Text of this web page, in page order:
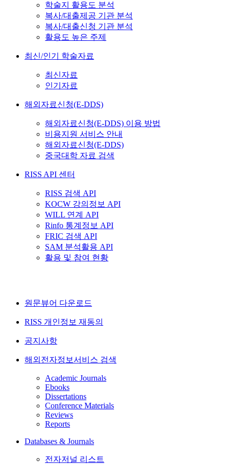
학술지 활용도 분석
복사/대출제공 기관 분석
복사/대출신청 기관 분석
활용도 높은 주제
최신/인기 학술자료
최신자료
인기자료
해외자료신청(E-DDS)
해외자료신청(E-DDS) 이용 방법
비용지원 서비스 안내
해외자료신청(E-DDS)
중국대학 자료 검색
RISS API 센터
RISS 검색 API
KOCW 강의정보 API
WILL 연계 API
Rinfo 통계정보 API
FRIC 검색 API
SAM 분석활용 API
활용 및 참여 현황
원문뷰어 다운로드
RISS 개인정보 재동의
공지사항
해외전자정보서비스 검색
Academic Journals
Ebooks
Dissertations
Conference Materials
Reviews
Reports
Databases & Journals
전자저널 리스트